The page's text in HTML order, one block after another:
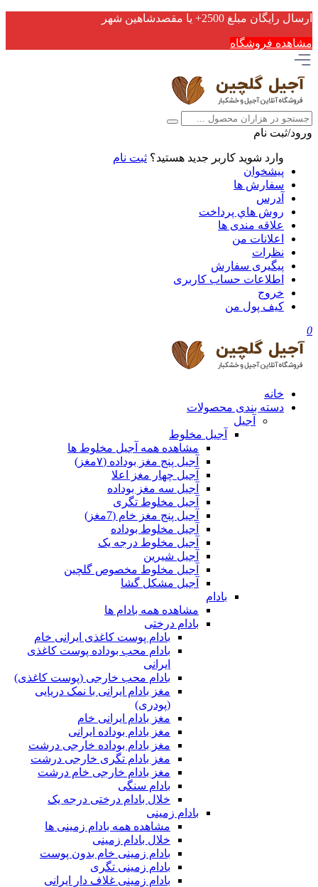
ارسال رایگان مبلغ 2500+ یا مقصدشاهین شهر
مشاهده فروشگاه
ورود/ثبت نام
وارد شوید کاربر جدید هستید؟ ثبت نام
پیشخوان
سفارش ها
آدرس
روش هاي پرداخت
علاقه مندی ها
اعلانات من
نظرات
پیگیری سفارش
اطلاعات حساب كاربری
خروج
کیف پول من
0
خانه
دسته بندی محصولات
آجیل
آجیل مخلوط
مشاهده همه آجیل مخلوط ها
آجیل پنج مغز بوداده (۷مغز)
آجیل چهار مغز اعلا
آجیل سه مغز بوداده
آجیل مخلوط تگری
آجیل پنج مغز خام (7مغز)
آجیل مخلوط بوداده
آجیل مخلوط درجه یک
آجیل شیرین
آجیل مخلوط مخصوص گلچین
آجیل مشکل گشا
بادام
مشاهده همه بادام ها
بادام درختی
بادام پوست کاغذی ایرانی خام
بادام محب بوداده پوست کاغذی
ایرانی
بادام محب خارجی (پوست کاغذی)
مغز بادام ایرانی با نمک دریایی
(پودری)
مغز بادام ایرانی خام
مغز بادام بوداده ایرانی
مغز بادام بوداده خارجی درشت
مغز بادام تگری خارجی درشت
مغز بادام خارجی خام درشت
بادام سنگی
خلال بادام درختی درجه یک
بادام زمینی
مشاهده همه بادام زمینی ها
خلال بادام زمینی
بادام زمینی خام بدون پوست
بادام زمینی تگری
بادام زمینی غلاف دار ایرانی